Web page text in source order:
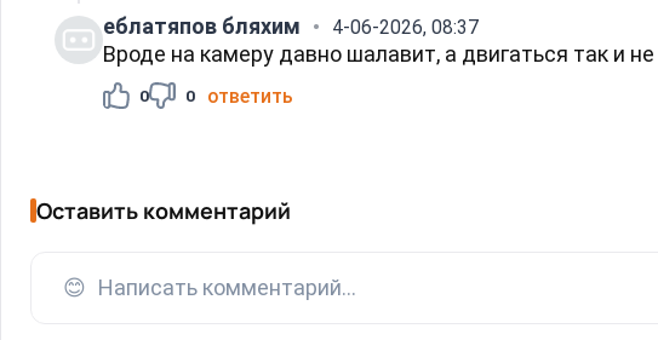
еблатяпов бляхим 4-06-2026, 08:37
Вроде на камеру давно шалавит, а двигаться так и не
0 0 ответить
Оставить комментарий
😊 Написать комментарий...